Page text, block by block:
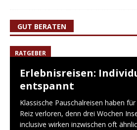
GUT BERATEN
RATGEBER
Erlebnisreisen:
entspannt
Klassische Pauschalreisen haben
Reiz verloren, denn drei Wochen
inclusive wirken inzwischen oft